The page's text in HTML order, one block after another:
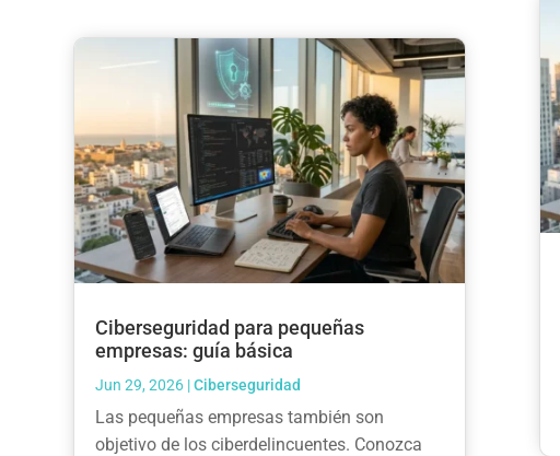
Ciberseguridad para pequeñas
empresas: guía básica
Jun 29, 2026 |Ciberseguridad
Las pequeñas empresas también son
objetivo de los ciberdelincuentes. Conozca